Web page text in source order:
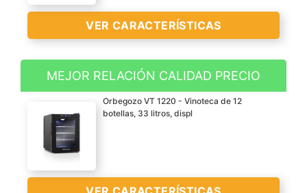
VER CARACTERÍSTICAS
Vinoteca de 12 botellas
con 70 W de potencia y
capacidad de 35 litros
Iluminación interior tipo
LED de bajo consumo
MEJOR RELACIÓN CALIDAD PRECIO
Orbegozo VT 1220 - Vinoteca de 12
botellas, 33 litros, displ